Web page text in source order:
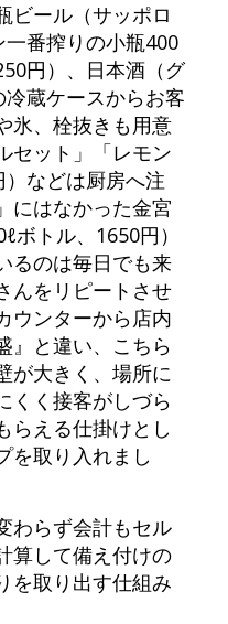
ビール（サッポロ
番搾りの小瓶400
円）、日本酒（グ
蔵ケースからお客
氷、栓抜きも用意
セット」「レモン
などは厨房へ注
にはなかった金宮
ボトル、1650円）
るのは毎日でも来
んをリピートさせ
ウンターから店内
』と違い、こちら
が大きく、場所に
くく接客がしづら
らえる仕掛けとし
を取り入れまし
わらず会計もセル
算して備え付けの
を取り出す仕組み